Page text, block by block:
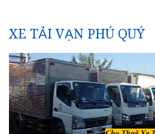
XE TẢI VẠN PHÚ QUÝ